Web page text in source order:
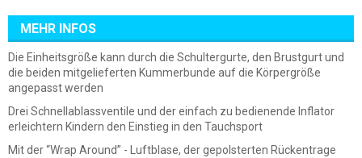
MEHR INFOS
Die Einheitsgröße kann durch die Schultergurte, den Brustgurt und
die beiden mitgelieferten Kummerbunde auf die Körpergröße
angepasst werden
Drei Schnellablassventile und der einfach zu bedienende Inflator
erleichtern Kindern den Einstieg in den Tauchsport
Mit der “Wrap Around” - Luftblase, der gepolsterten Rückentrage